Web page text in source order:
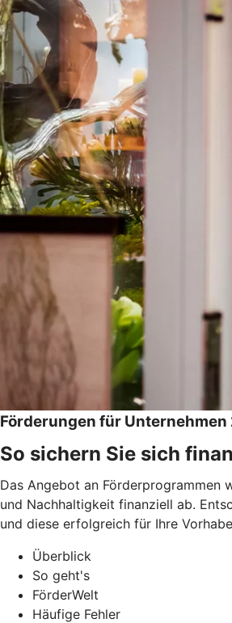
Förderungen für Unternehmen
So sichern Sie sich
Das Angebot an Förderprogrammen
und Nachhaltigkeit finanziell ab.
und diese erfolgreich für Ihre
Überblick
So geht's
FörderWelt
Häufige Fehler